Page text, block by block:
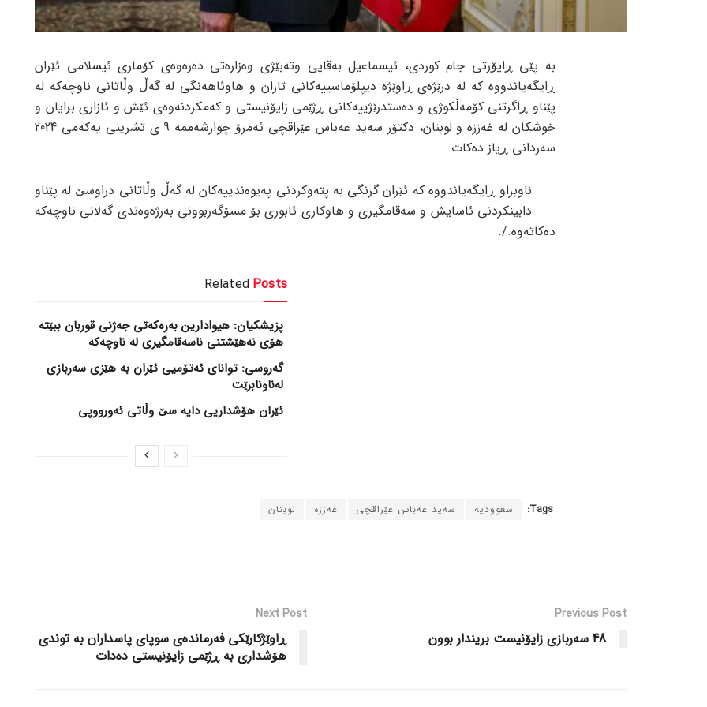
بە پێی ڕاپۆرتی جام کوردی، ئیسماعیل بەقایی وتەبێژی وەزارەتی دەرەوەی کۆماری ئیسلامی ئێران
ڕایگەیاندووە کە لە درێژەی ڕاوێژە دیپلۆماسییەکانی تاران و هاوئاهەنگی لە گەڵ وڵاتانی ناوچەکە لە
پێناو ڕاگرتنی کۆمەڵکوژی و دەستدرێژییەکانی ڕژێمی زایۆنیستی و کەمکردنەوەی ئێش و ئازاری برایان و
خوشکان لە غەززە و لوبنان، دکتۆر سەید عەباس عێراقچی ئەمرۆ چوارشەممە 9 ی تشرینی یەکەمی 2024
سەردانی ڕیاز دەکات.
ناوبراو ڕایگەیاندووە کە ئێران گرنگی بە پتەوکردنی پەیوەندییەکان لە گەڵ وڵاتانی دراوسێ لە پێناو
دابینکردنی ئاسایش و سەقامگیری و هاوکاری ئابوری بۆ مسۆگەربوونی بەرژەوەندی گەلانی ناوچەکە
دەکاتەوە./.
Related Posts
پزیشکیان: هیوادارین بەرەکەتی جەژنی قوربان ببێتە
هۆی نەهێشتنی ناسەقامگیری لە ناوچەکە
گەروسی: توانای ئەتۆمیی ئێران بە هێزی سەربازی
لەناونابرێت
ئێران هۆشداریی دایە سێ وڵاتی ئەورووپی
Tags: سعوودیە سەید عەباس عێراقچی غەززە لوبنان
Previous Post
48 سەربازی زایۆنیست بریندار بوون
Next Post
ڕاوێژکارێکی فەرماندەی سوپای پاسداران بە توندی
هۆشداری بە ڕژێمی زایۆنیستی دەدات